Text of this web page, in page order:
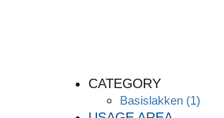
CATEGORY
Basislakken (1)